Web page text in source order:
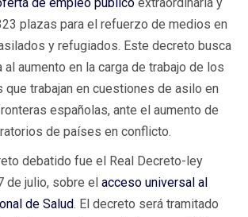
plazas para el refuerzo de medios en
y refugiados. Este decreto busca
aumento en la carga de trabajo de los
trabajan en cuestiones de asilo en
españolas, ante el aumento de
de países en conflicto.
debatido fue el Real Decreto-ley
de julio, sobre el acceso universal al
de Salud. El decreto será tramitado